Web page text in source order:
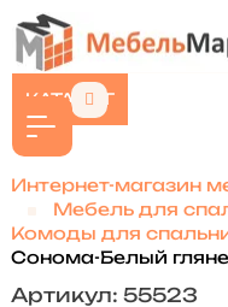
КАТАЛОГ
Интернет-магазин
Мебель для
Комоды для
Сонома-Белый
Артикул: 55523